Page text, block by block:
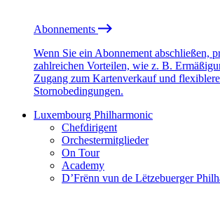
Abonnements
Wenn Sie ein Abonnement abschließen,
zahlreichen Vorteilen, wie z. B.
Zugang zum Kartenverkauf und
Stornobedingungen.
Luxembourg Philharmonic
Chefdirigent
Orchestermitglieder
On Tour
Academy
D’Frënn vun de Lëtzebuerger